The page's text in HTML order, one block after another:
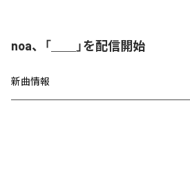
noa、「＿＿」を配信開始
新曲情報